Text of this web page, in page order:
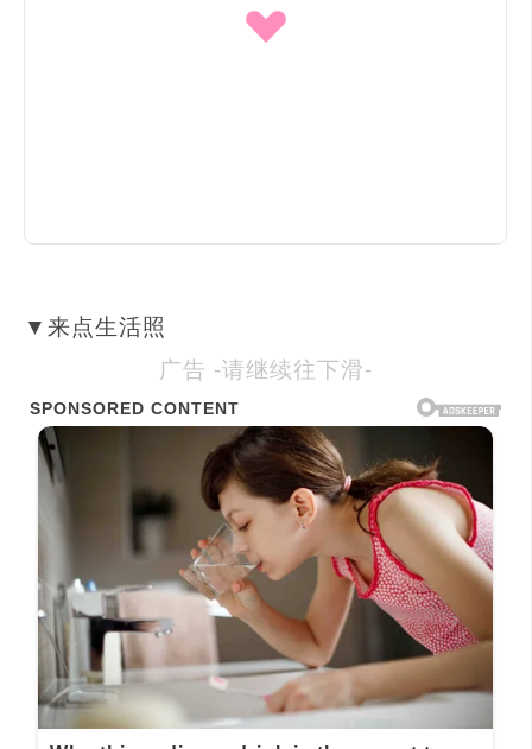
▼来点生活照
广告 -请继续往下滑-